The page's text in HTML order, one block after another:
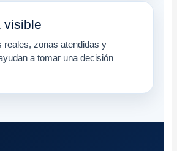
visible
reales, zonas atendidas y
a tomar una decisión